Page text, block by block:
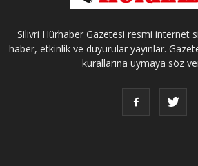
Silivri Hürhaber Gazetesi resmi internet
haber, etkinlik ve duyurular yayınlar.
kurallarına uymaya söz